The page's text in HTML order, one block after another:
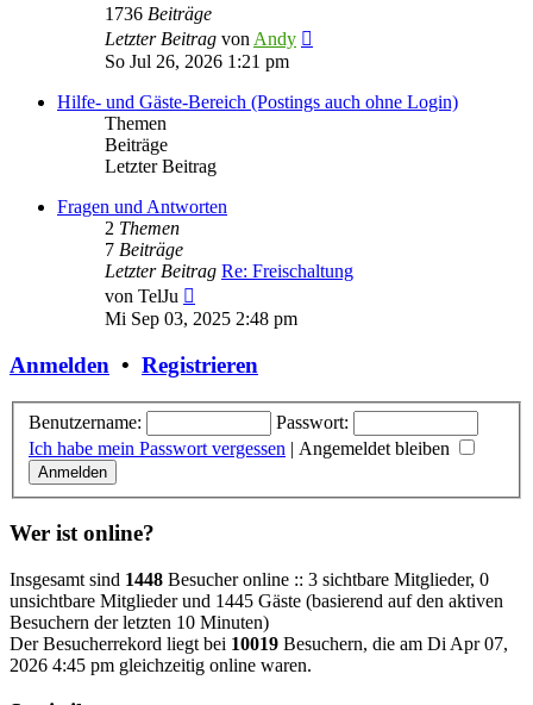
1736 Beiträge
Letzter Beitrag vonAndy
So Jul 26, 2026 1:21 pm
Hilfe- und Gäste-Bereich (Postings auch ohne Login)
Themen
Beiträge
Letzter Beitrag
Fragen und Antworten
2 Themen
7 Beiträge
Letzter Beitrag Re: Freischaltung
von TelJu
Beitrag
Mi Sep 03, 2025 2:48 pm
Anmelden • Registrieren
Benutzername:
Passwort:
Ich habe mein Passwort vergessen | Angemeldet bleiben
Wer ist online?
Insgesamt sind 1448 Besucher online :: 3 sichtbare Mitglieder, 0
unsichtbare Mitglieder und 1445 Gäste (basierend auf den aktiven
Besuchern der letzten 10 Minuten)
Der Besucherrekord liegt bei 10019 Besuchern, die am Di Apr 07,
2026 4:45 pm gleichzeitig online waren.